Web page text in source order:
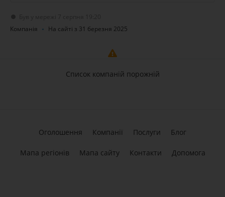
Компанія
На сайті з 31 березня 2025
Список компаній порожній
Оголошення Компанії Послуги Блог
Мапа регіонів Мапа сайту Контакти Допомога